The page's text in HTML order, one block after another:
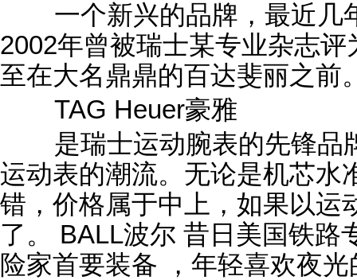
一个新兴的品牌，最近几
2002年曾被瑞士某专业杂志
至在大名鼎鼎的百达斐丽之前
TAG Heuer豪雅
是瑞士运动腕表的先锋品
运动表的潮流。无论是机芯水
错，价格属于中上，如果以运
了。 BALL波尔 昔日美国铁路
险家首要装备 ，年轻喜欢夜光